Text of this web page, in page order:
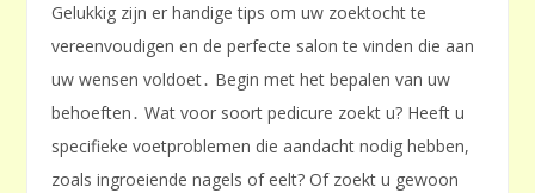
Gelukkig zijn er handige tips om uw zoektocht te
vereenvoudigen en de perfecte salon te vinden die aan
uw wensen voldoet․ Begin met het bepalen van uw
behoeften․ Wat voor soort pedicure zoekt u? Heeft u
specifieke voetproblemen die aandacht nodig hebben,
zoals ingroeiende nagels of eelt? Of zoekt u gewoon